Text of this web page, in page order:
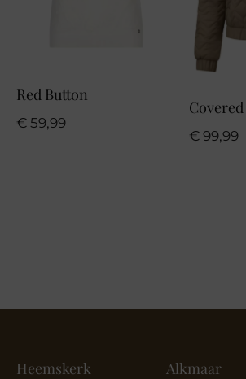
Red Button
€ 59,99
Covered
€ 99,99
Heemskerk Alkmaar